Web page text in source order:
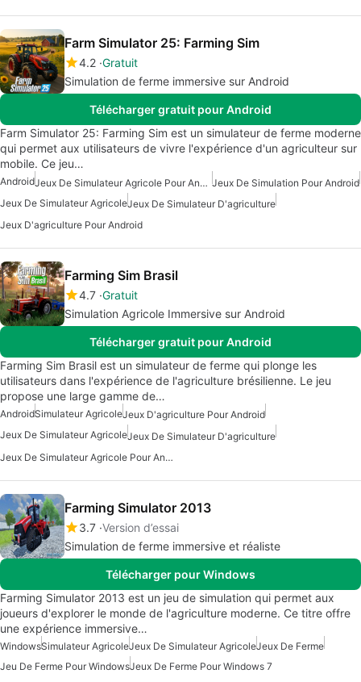
Farm Simulator 25: Farming Sim
4.2 Gratuit
Simulation de ferme immersive sur Android
Télécharger gratuit pour Android
Farm Simulator 25: Farming Sim est un simulateur de ferme moderne
qui permet aux utilisateurs de vivre l'expérience d'un agriculteur sur
mobile. Ce jeu…
Android Jeux De Simulateur Agricole Pour Android Jeux De Simulation Pour Android
Jeux De Simulateur AgricoleJeux De Simulateur D'agriculture
Jeux D'agriculture Pour Android
Farming Sim Brasil
4.7 Gratuit
Simulation Agricole Immersive sur Android
Télécharger gratuit pour Android
Farming Sim Brasil est un simulateur de ferme qui plonge les
utilisateurs dans l'expérience de l'agriculture brésilienne. Le jeu
propose une large gamme de…
AndroidSimulateur AgricoleJeux D'agriculture Pour Android
Jeux De Simulateur AgricoleJeux De Simulateur D'agriculture
Jeux De Simulateur Agricole Pour Android
Farming Simulator 2013
3.7 Version d’essai
Simulation de ferme immersive et réaliste
Télécharger pour Windows
Farming Simulator 2013 est un jeu de simulation qui permet aux
joueurs d'explorer le monde de l'agriculture moderne. Ce titre offre
une expérience immersive…
WindowsSimulateur AgricoleJeux De Simulateur AgricoleJeux De Ferme
Jeu De Ferme Pour WindowsJeux De Ferme Pour Windows 7